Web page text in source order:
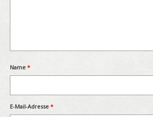
Name *
E-Mail-Adresse *